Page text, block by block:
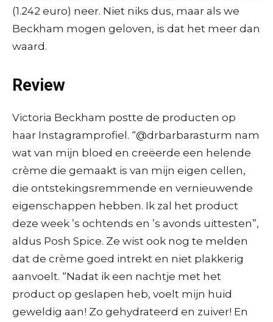
(1.242 euro) neer. Niet niks dus, maar als we
Beckham mogen geloven, is dat het meer dan
waard.
Review
Victoria Beckham postte de producten op
haar Instagramprofiel. “@drbarbarasturm nam
wat van mijn bloed en creëerde een helende
crème die gemaakt is van mijn eigen cellen,
die ontstekingsremmende en vernieuwende
eigenschappen hebben. Ik zal het product
deze week ’s ochtends en ’s avonds uittesten”,
aldus Posh Spice. Ze wist ook nog te melden
dat de crème goed intrekt en niet plakkerig
aanvoelt. “Nadat ik een nachtje met het
product op geslapen heb, voelt mijn huid
geweldig aan! Zo gehydrateerd en zuiver! En